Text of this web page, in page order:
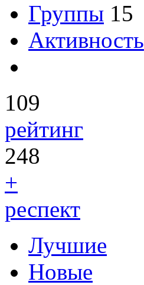
Группы 15
Активность
109
рейтинг
248
+
респект
Лучшие
Новые